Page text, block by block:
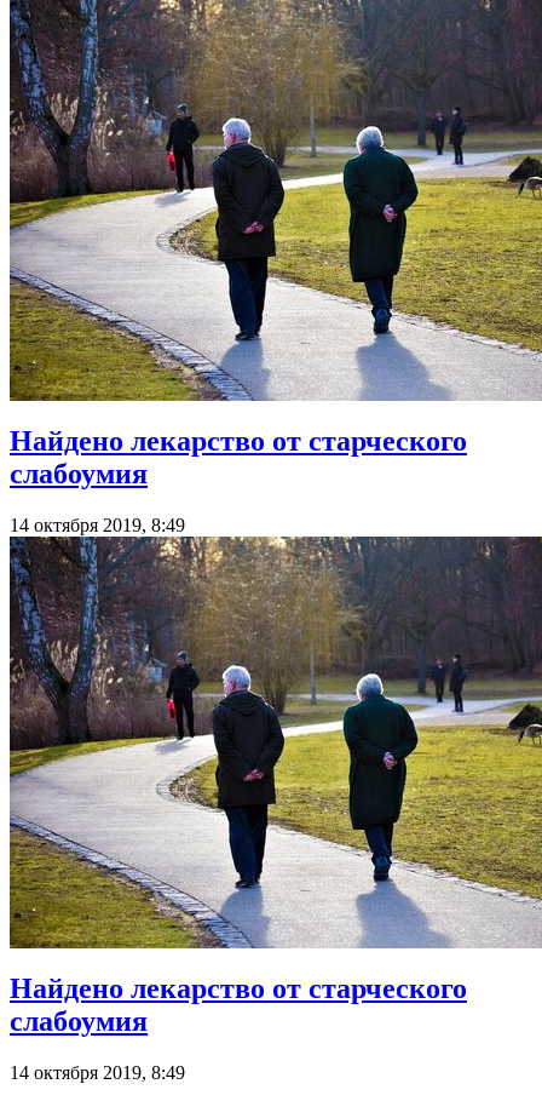
Найдено лекарство от старческого
слабоумия
14 октября 2019, 8:49
Найдено лекарство от старческого
слабоумия
14 октября 2019, 8:49